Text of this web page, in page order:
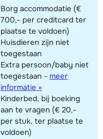
Borg accommodatie (€
700,- per creditcard ter
plaatse te voldoen)
Huisdieren zijn niet
toegestaan
Extra persoon/baby niet
toegestaan - meer
informatie »
Kinderbed, bij boeking
aan te vragen (€ 20,-
per stuk, ter plaatse te
voldoen)